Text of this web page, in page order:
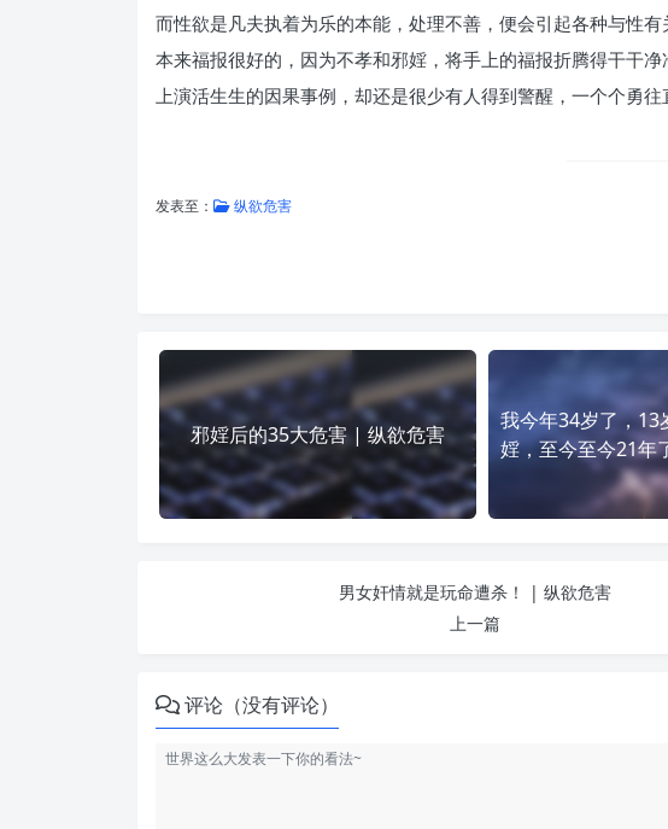
而性欲是凡夫执着为乐的本能，处理不善，便会引起各种与性
本来福报很好的，因为不孝和邪婬，将手上的福报折腾得干干
上演活生生的因果事例，却还是很少有人得到警醒，一个个勇
发表至： 纵欲危害
邪婬后的35大危害 | 纵欲危害
我今年34岁了，13
婬，至今至今21年
男女奸情就是玩命遭杀！ | 纵欲危害
上一篇
评论（没有评论）